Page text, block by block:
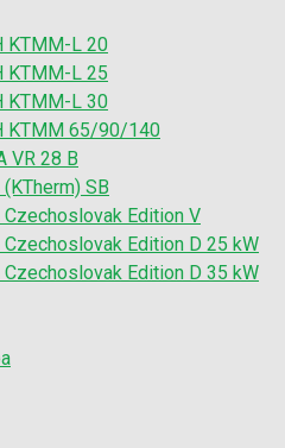
KTMM-L 20
KTMM-L 25
KTMM-L 30
KTMM 65/90/140
VR 28 B
SB
Czechoslovak Edition V
Czechoslovak Edition D 25 kW
Czechoslovak Edition D 35 kW